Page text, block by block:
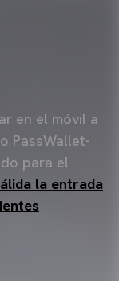
en el móvil a
PassWallet-
para el
la entrada